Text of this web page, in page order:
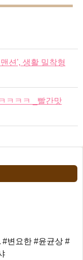
션', 생활 밀착형
ㅋㅋㅋ _빨간맛
변요한 #윤균상 #